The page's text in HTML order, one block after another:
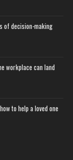
of decision-making
workplace can land
to help a loved one